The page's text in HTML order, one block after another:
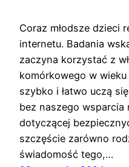
Coraz młodsze dzieci
internetu. Badania
zaczyna korzystać z
komórkowego w
szybko i łatwo uczą
bez naszego wsparcia
dotyczącej
szczęście zarówno
świadomość tego,…